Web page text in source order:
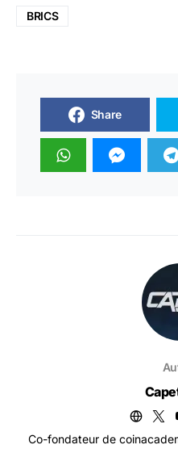
BRICS
Share
Co-fondateur de